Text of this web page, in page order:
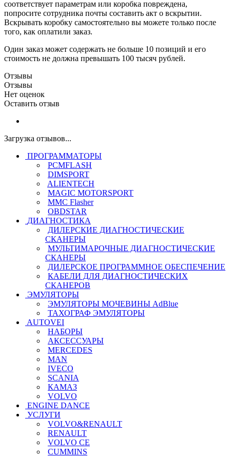
соответствует параметрам или коробка повреждена,
попросите сотрудника почты составить акт о вскрытии.
Вскрывать коробку самостоятельно вы можете только после
того, как оплатили заказ.
Один заказ может содержать не больше 10 позиций и его
стоимость не должна превышать 100 тысяч рублей.
Отзывы
Отзывы
Нет оценок
Оставить отзыв
Загрузка отзывов...
ПРОГРАММАТОРЫ
PCMFLASH
DIMSPORT
ALIENTECH
MAGIC MOTORSPORT
MMC Flasher
OBDSTAR
ДИАГНОСТИКА
ДИЛЕРСКИЕ ДИАГНОСТИЧЕСКИЕ
СКАНЕРЫ
МУЛЬТИМАРОЧНЫЕ ДИАГНОСТИЧЕСКИЕ
СКАНЕРЫ
ДИЛЕРСКОЕ ПРОГРАММНОЕ ОБЕСПЕЧЕНИЕ
КАБЕЛИ ДЛЯ ДИАГНОСТИЧЕСКИХ
СКАНЕРОВ
ЭМУЛЯТОРЫ
ЭМУЛЯТОРЫ МОЧЕВИНЫ АdBlue
ТАХОГРАФ ЭМУЛЯТОРЫ
AUTOVEI
НАБОРЫ
АКСЕССУАРЫ
MERCEDES
MAN
IVECO
SCANIA
КАМАЗ
VOLVO
ENGINE DANCE
УСЛУГИ
VOLVO&RENAULT
RENAULT
VOLVO CE
CUMMINS